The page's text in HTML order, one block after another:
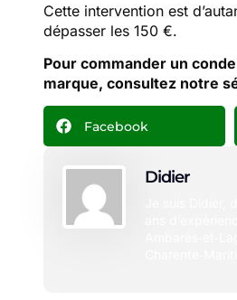
Cette intervention est
dépasser les 150 €.
Pour commander un
marque, consultez notre
Facebook
Didier